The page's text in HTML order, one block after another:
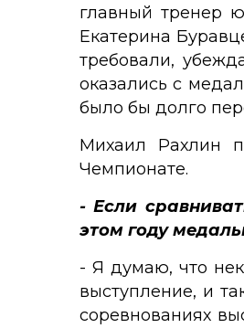
главный тренер
Екатерина
требовали,
оказались с
было бы долго
Михаил Рахлин
Чемпионате.
- Если
этом году
- Я думаю, что
выступление, и
соревнованиях